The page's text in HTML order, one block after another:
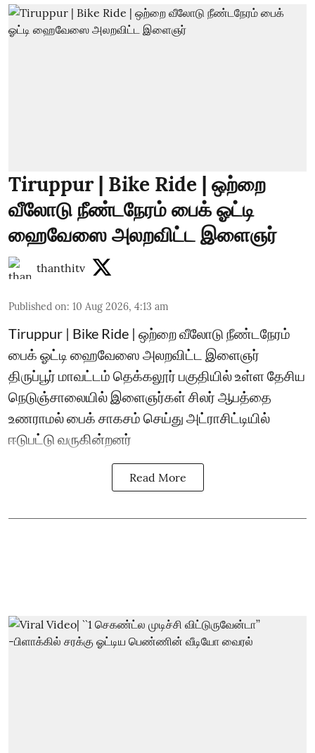
Tiruppur | Bike Ride | ஒற்றை
வீலோடு நீண்டநேரம் பைக் ஓட்டி
ஹைவேஸை அலறவிட்ட இளைஞர்
thanthitv
Published on: 10 Aug 2026, 4:13 am
Tiruppur | Bike Ride | ஒற்றை வீலோடு நீண்டநேரம்
பைக் ஓட்டி ஹைவேஸை அலறவிட்ட இளைஞர்
திருப்பூர் மாவட்டம் தெக்கலூர் பகுதியில் உள்ள தேசிய
நெடுஞ்சாலையில் இளைஞர்கள் சிலர் ஆபத்தை
உணராமல் பைக் சாகசம் செய்து அட்ராசிட்டியில்
ஈடுபட்டு வருகின்றனர்
Read More